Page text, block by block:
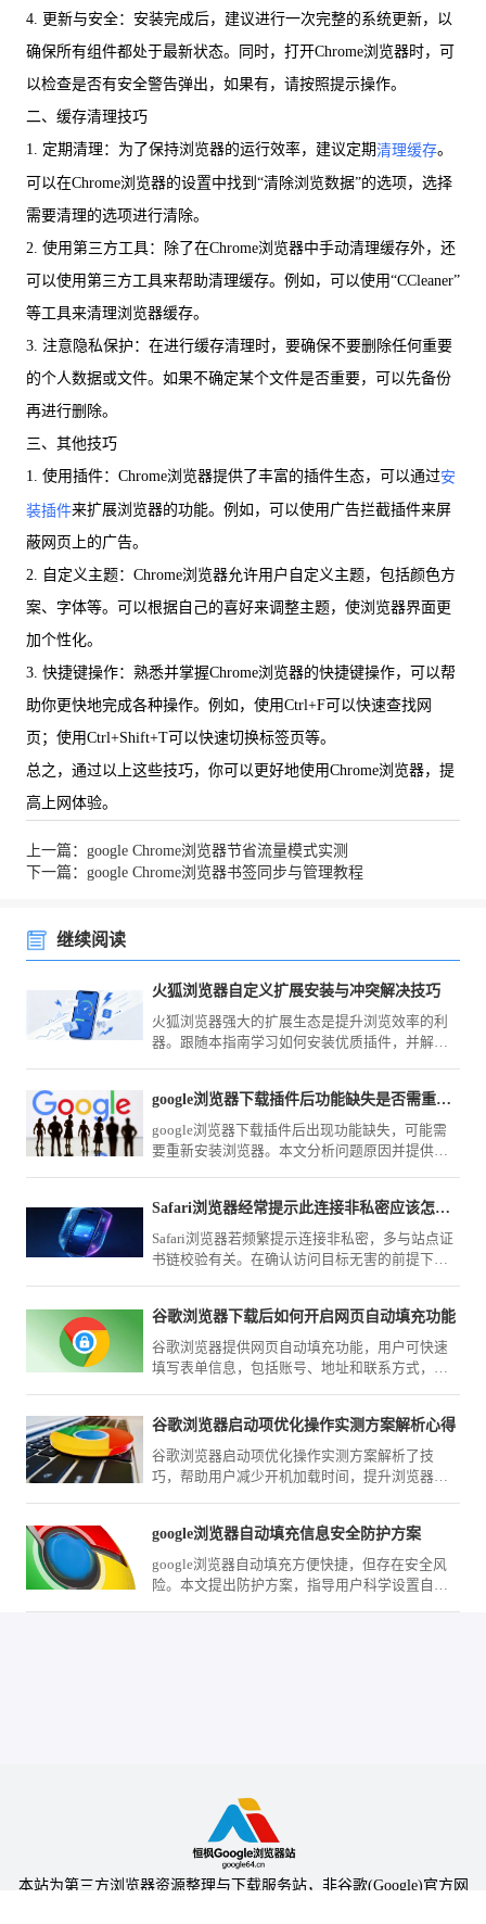
4. 更新与安全：安装完成后，建议进行一次完整的系统更新，以
确保所有组件都处于最新状态。同时，打开Chrome浏览器时，可
以检查是否有安全警告弹出，如果有，请按照提示操作。
二、缓存清理技巧
1. 定期清理：为了保持浏览器的运行效率，建议定期清理缓存。
可以在Chrome浏览器的设置中找到“清除浏览数据”的选项，选择
需要清理的选项进行清除。
2. 使用第三方工具：除了在Chrome浏览器中手动清理缓存外，还
可以使用第三方工具来帮助清理缓存。例如，可以使用“CCleaner”
等工具来清理浏览器缓存。
3. 注意隐私保护：在进行缓存清理时，要确保不要删除任何重要
的个人数据或文件。如果不确定某个文件是否重要，可以先备份
再进行删除。
三、其他技巧
1. 使用插件：Chrome浏览器提供了丰富的插件生态，可以通过安
装插件来扩展浏览器的功能。例如，可以使用广告拦截插件来屏
蔽网页上的广告。
2. 自定义主题：Chrome浏览器允许用户自定义主题，包括颜色方
案、字体等。可以根据自己的喜好来调整主题，使浏览器界面更
加个性化。
3. 快捷键操作：熟悉并掌握Chrome浏览器的快捷键操作，可以帮
助你更快地完成各种操作。例如，使用Ctrl+F可以快速查找网
页；使用Ctrl+Shift+T可以快速切换标签页等。
总之，通过以上这些技巧，你可以更好地使用Chrome浏览器，提
高上网体验。
上一篇：google Chrome浏览器节省流量模式实测
下一篇：google Chrome浏览器书签同步与管理教程
继续阅读
火狐浏览器自定义扩展安装与冲突解决技巧
火狐浏览器强大的扩展生态是提升浏览效率的利
器。跟随本指南学习如何安装优质插件，并解决
google浏览器下载插件后功能缺失是否需重新安装浏览器
google浏览器下载插件后出现功能缺失，可能需
要重新安装浏览器。本文分析问题原因并提供恢
Safari浏览器经常提示此连接非私密应该怎么强制进入
Safari浏览器若频繁提示连接非私密，多与站点证
书链校验有关。在确认访问目标无害的前提下，
谷歌浏览器下载后如何开启网页自动填充功能
谷歌浏览器提供网页自动填充功能，用户可快速
填写表单信息，包括账号、地址和联系方式，提
谷歌浏览器启动项优化操作实测方案解析心得
谷歌浏览器启动项优化操作实测方案解析了技
巧，帮助用户减少开机加载时间，提升浏览器运
google浏览器自动填充信息安全防护方案
google浏览器自动填充方便快捷，但存在安全风
险。本文提出防护方案，指导用户科学设置自动
本站为第三方浏览器资源整理与下载服务站，非谷歌(Google)官方网